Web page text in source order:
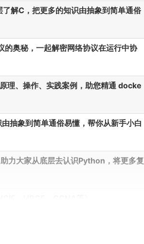
解C，把更多的知识由抽象到简单通俗
的奥秘，一起解密网络协议在运行中协
理、操作、实践案例，助您精通 docke
抽象到简单通俗易懂，帮你从新手小白
力大家从底层去认识Python，将更多复